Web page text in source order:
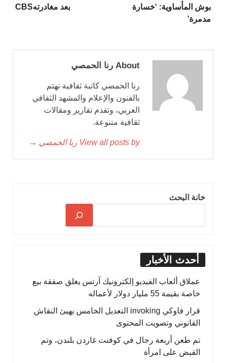
بوش المأساوية: ‘خسارة
مدمرة’
بعد مغادرتهCBS
About رنا الحمصي
رنا الحمصي كاتبة ثقافية تهتم
بالفنون والإعلام والمشهد الثقافي
العربي، وتقدم تقارير ومقالات
ثقافية متنوعة.
View all posts by رنا الحمصي →
خانة البحث
أحدث الأخبار
عملاق ألعاب الفيديو إلكترونيك آرتس يغلق صفقة بيع
خاصة بقيمة 55 مليار دولار لأعماله
قرار فاوكي invoking التعديل الخامس يهيئ النقاش
القانوني وتصويت المحتوى
تم طعن أربعة رجال في كوفنت غاردن بلندن، وتم
القبض على امرأة